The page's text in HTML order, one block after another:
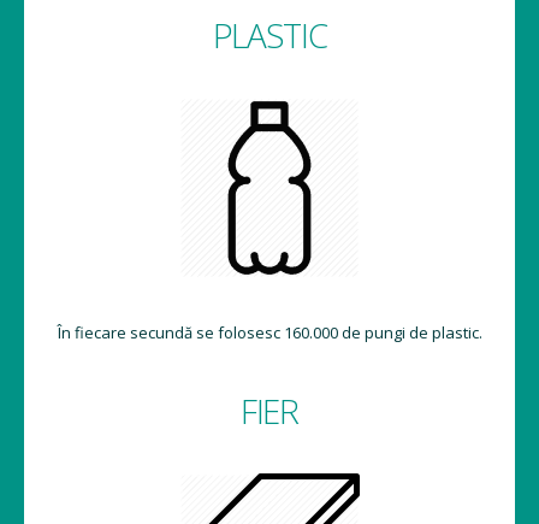
PLASTIC
În fiecare secundă se folosesc 160.000 de pungi de plastic.
FIER